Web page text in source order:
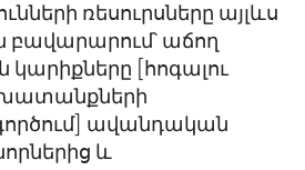
ռեսուրսները այլևս
բավարարում՝ աճող
[հոգալու
ավանդական
և